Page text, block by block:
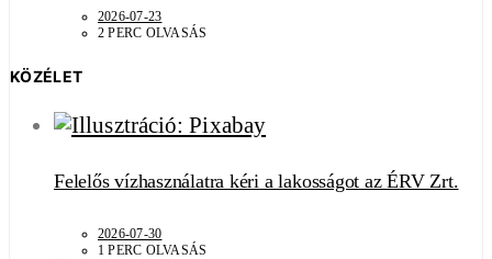
2026-07-23
2 PERC OLVASÁS
KÖZÉLET
Felelős vízhasználatra kéri a lakosságot az ÉRV Zrt.
2026-07-30
1 PERC OLVASÁS